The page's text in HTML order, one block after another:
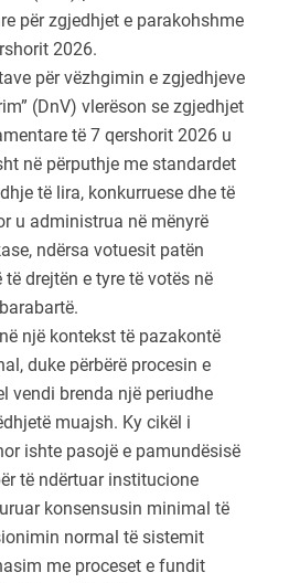
për zgjedhjet e parakohshme
2026.
për vëzhgimin e zgjedhjeve
(DnV) vlerëson se zgjedhjet
të 7 qershorit 2026 u
në përputhje me standardet
të lira, konkurruese dhe të
u administrua në mënyrë
ndërsa votuesit patën
drejtën e tyre të votës në
një kontekst të pazakontë
duke përbërë procesin e
vendi brenda një periudhe
muajsh. Ky cikël i
ishte pasojë e pamundësisë
të ndërtuar institucione
konsensusin minimal të
normal të sistemit
me proceset e fundit